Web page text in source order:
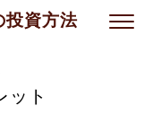
投資方法
ット